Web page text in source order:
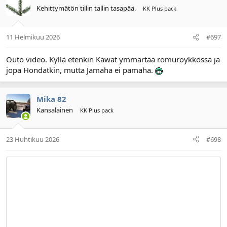
Kehittymätön tillin tallin tasapää. KK Plus pack
11 Helmikuu 2026 #697
Outo video. Kyllä etenkin Kawat ymmärtää romuröykkössä ja
jopa Hondatkin, mutta Jamaha ei pamaha.
Mika 82
Kansalainen KK Plus pack
23 Huhtikuu 2026 #698